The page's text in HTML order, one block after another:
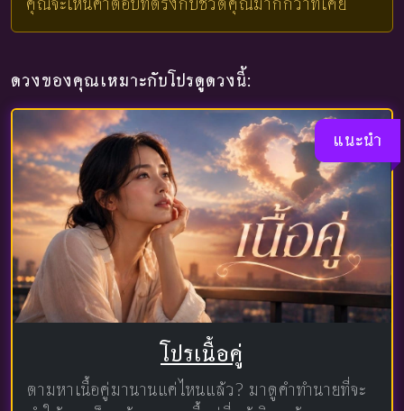
ดวงของคุณเหมาะกับโปรดูดวงนี้:
แนะนำ
โปรเนื้อคู่
ตามหาเนื้อคู่มานานแค่ไหนแล้ว? มาดูคำทำนายที่จะ